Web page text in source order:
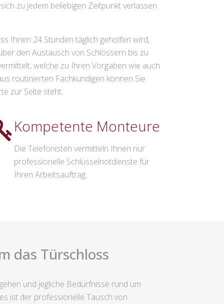
zu jedem beliebigen Zeitpunkt verlassen
Ihnen 24 Stunden täglich geholfen wird,
den Austausch von Schlössern bis zu
welche zu Ihren Vorgaben wie auch
routinierten Fachkundigen können Sie
zur Seite steht.
Kompetente Monteure
Die Telefonisten vermitteln Ihnen nur
professionelle Schlüsselnotdienste für
Ihren Arbeitsauftrag.
das Türschloss
und jegliche Bedürfnisse rund um
ist der professionelle Tausch von